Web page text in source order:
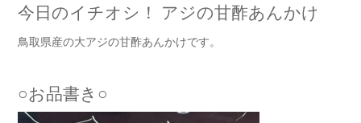
今日のイチオシ！ アジの甘酢あんかけ
鳥取県産の大アジの甘酢あんかけです。
○お品書き○